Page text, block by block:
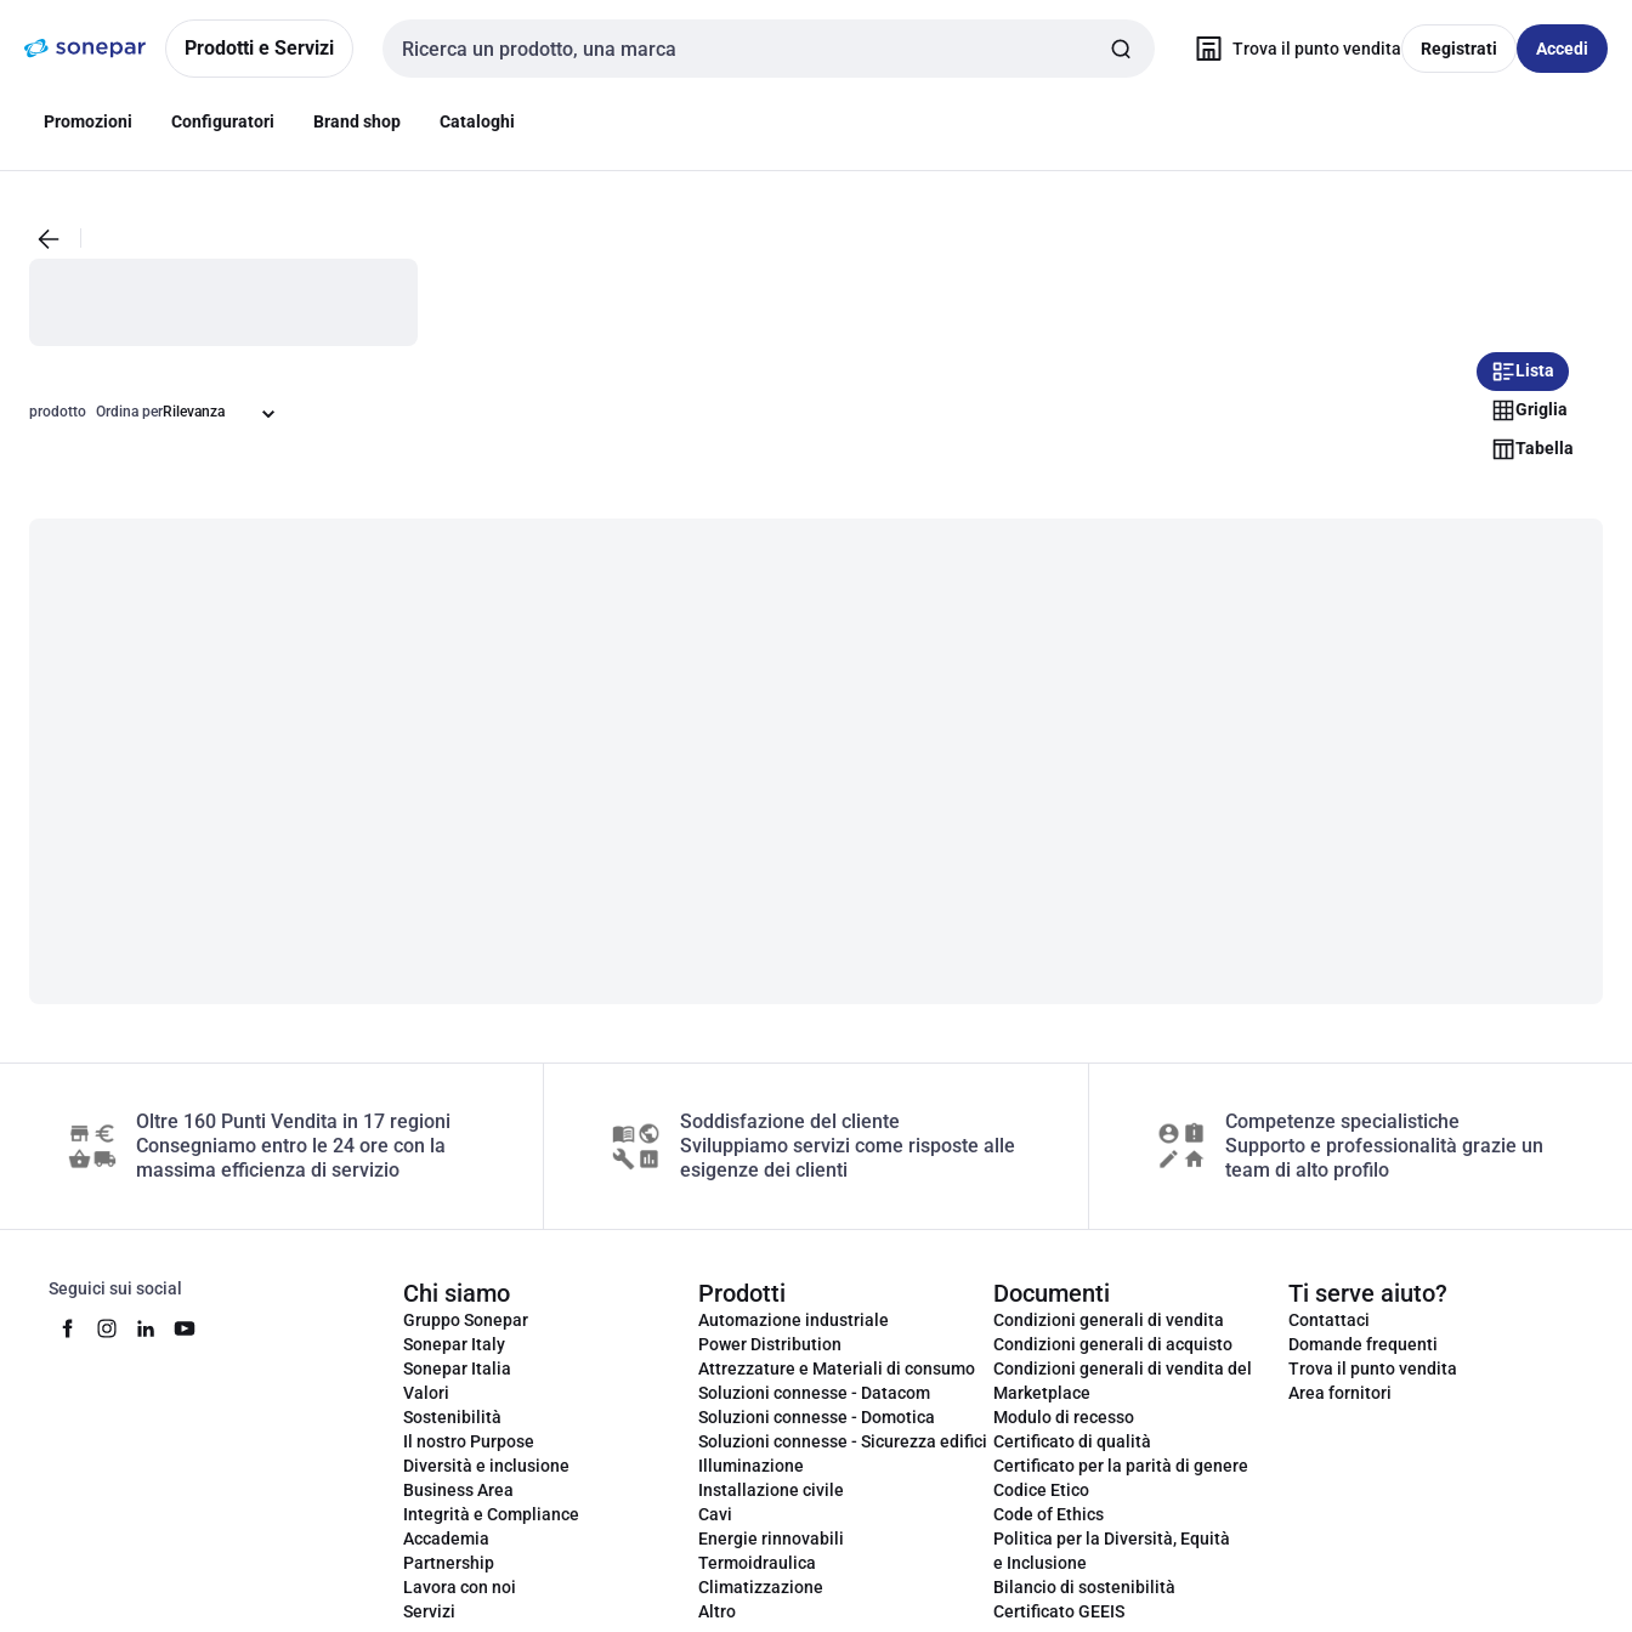
navigazionealla
Prodotti e Servizi
Cerca input
Trova il punto vendita Registrati Accedi
Promozioni Configuratori Brand shop Cataloghi
prodotto Ordina per
Lista
Griglia
Tabella
Oltre 160 Punti Vendita in 17 regioni
Consegniamo entro le 24 ore con la
massima efficienza di servizio
Soddisfazione del cliente
Sviluppiamo servizi come risposte alle
esigenze dei clienti
Competenze specialistiche
Supporto e professionalità grazie un
team di alto profilo
Seguici sui social Chi siamo
Gruppo Sonepar
Sonepar Italy
Sonepar Italia
Valori
Sostenibilità
Il nostro Purpose
Diversità e inclusione
Business Area
Integrità e Compliance
Accademia
Partnership
Lavora con noi
Servizi
Prodotti
Automazione industriale
Power Distribution
Attrezzature e Materiali di consumo
Soluzioni connesse - Datacom
Soluzioni connesse - Domotica
Soluzioni connesse - Sicurezza edifici
Illuminazione
Installazione civile
Cavi
Energie rinnovabili
Termoidraulica
Climatizzazione
Altro
Documenti
Condizioni generali di vendita
Condizioni generali di acquisto
Condizioni generali di vendita del
Marketplace
Modulo di recesso
Certificato di qualità
Certificato per la parità di genere
Codice Etico
Code of Ethics
Politica per la Diversità, Equità
e Inclusione
Bilancio di sostenibilità
Certificato GEEIS
Ti serve aiuto?
Contattaci
Domande frequenti
Trova il punto vendita
Area fornitori